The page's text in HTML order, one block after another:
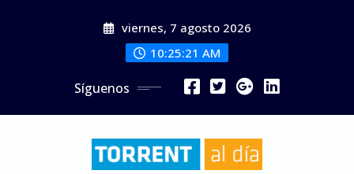
viernes, 7 agosto 2026
10:25:23 AM
Síguenos